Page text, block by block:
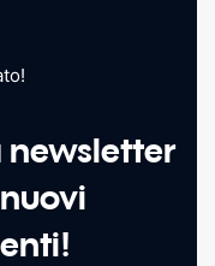
newsletter